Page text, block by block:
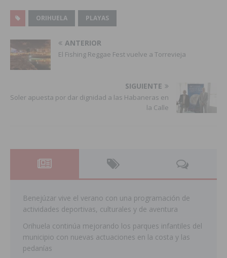
ORIHUELA PLAYAS
ANTERIOR
El Fishing Reggae Fest vuelve a Torrevieja
SIGUIENTE
Soler apuesta por dar dignidad a las Habaneras en
la Calle
Benejúzar vive el verano con una programación de
actividades deportivas, culturales y de aventura
Orihuela continúa mejorando los parques infantiles del
municipio con nuevas actuaciones en la costa y las
pedanías